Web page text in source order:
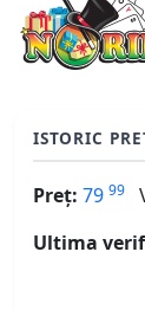
ISTORIC
Preț: 79 99
Ultima